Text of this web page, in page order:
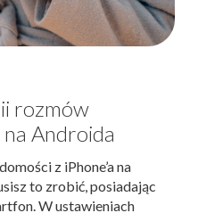
rozmów
Androida
z iPhone’a na
to zrobić, posiadając
W ustawieniach